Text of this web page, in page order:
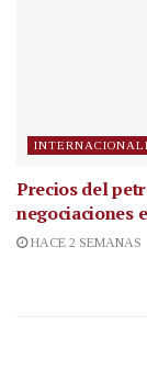
Precios del
negociaciones
HACE 2 SEMANAS